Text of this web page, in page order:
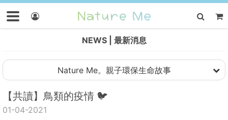
NEWS 最新消息
Nature Me。親子環保生命故事
【共讀】鳥類的疫情 🐦
01-04-2021